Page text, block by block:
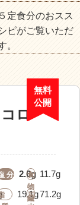
定食分のおスス
ピがご覧いただ
。
無料
公開
ロッ
分 2.6g
食
物
繊
11.7g
19.1g
炭
71.2g